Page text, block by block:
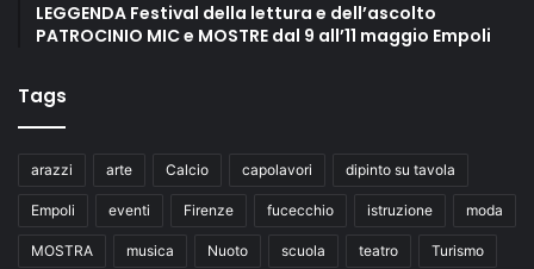
LEGGENDA Festival della lettura e dell’ascolto
PATROCINIO MIC e MOSTRE dal 9 all’11 maggio Empoli
Tags
arazzi arte Calcio capolavori dipinto su tavola
Empoli eventi Firenze fucecchio istruzione moda
MOSTRA musica Nuoto scuola teatro Turismo